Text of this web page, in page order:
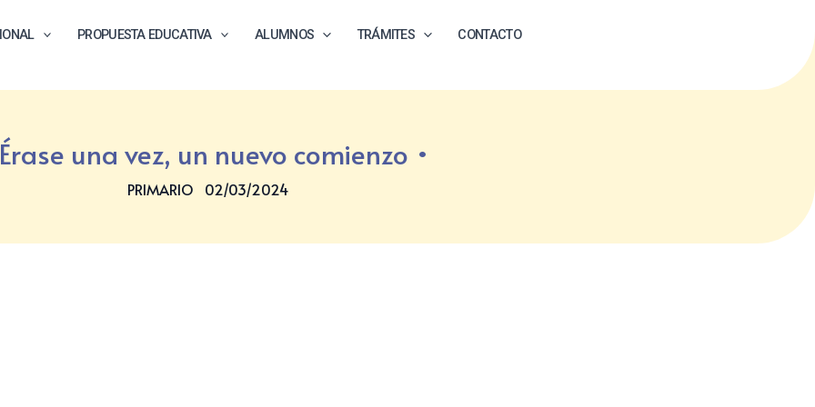
PROPUESTA EDUCATIVA ALUMNOS TRÁMITES CONTACTO
Érase una vez, un nuevo comienzo
PRIMARIO 02/03/2024